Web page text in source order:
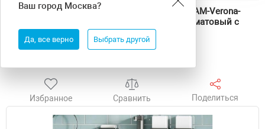
Ваш город Москва?
Да, все верно Выбрать другой
Тумба под раковину Art&Max Verona Push 60 AM-Verona-
Push-600-2C-SO-BI-TS подвесная цвет Белый матовый с
тиснением
Избранное Сравнить Поделиться